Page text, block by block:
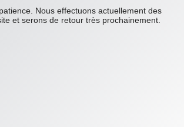
Nous effectuons actuellement des
et serons de retour très prochainement.